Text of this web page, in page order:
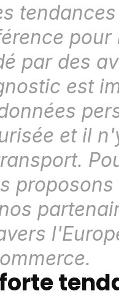
par des
est
et il